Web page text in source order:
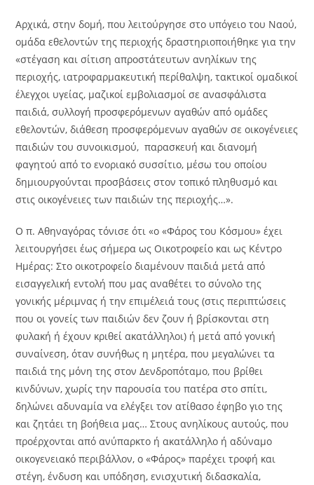
Αρχικά, στην δομή, που λειτούργησε στο υπόγειο του Ναού,
ομάδα εθελοντών της περιοχής δραστηριοποιήθηκε για την
«στέγαση και σίτιση απροστάτευτων ανηλίκων της
περιοχής, ιατροφαρμακευτική περίθαλψη, τακτικοί ομαδικοί
έλεγχοι υγείας, μαζικοί εμβολιασμοί σε ανασφάλιστα
παιδιά, συλλογή προσφερόμενων αγαθών από ομάδες
εθελοντών, διάθεση προσφερόμενων αγαθών σε οικογένειες
παιδιών του συνοικισμού, παρασκευή και διανομή
φαγητού από το ενοριακό συσσίτιο, μέσω του οποίου
δημιουργούνται προσβάσεις στον τοπικό πληθυσμό και
στις οικογένειες των παιδιών της περιοχής…».
Ο π. Αθηναγόρας τόνισε ότι «ο «Φάρος του Κόσμου» έχει
λειτουργήσει έως σήμερα ως Οικοτροφείο και ως Κέντρο
Ημέρας: Στο οικοτροφείο διαμένουν παιδιά μετά από
εισαγγελική εντολή που μας αναθέτει το σύνολο της
γονικής μέριμνας ή την επιμέλειά τους (στις περιπτώσεις
που οι γονείς των παιδιών δεν ζουν ή βρίσκονται στη
φυλακή ή έχουν κριθεί ακατάλληλοι) ή μετά από γονική
συναίνεση, όταν συνήθως η μητέρα, που μεγαλώνει τα
παιδιά της μόνη της στον Δενδροπόταμο, που βρίθει
κινδύνων, χωρίς την παρουσία του πατέρα στο σπίτι,
δηλώνει αδυναμία να ελέγξει τον ατίθασο έφηβο γιο της
και ζητάει τη βοήθεια μας… Στους ανηλίκους αυτούς, που
προέρχονται από ανύπαρκτο ή ακατάλληλο ή αδύναμο
οικογενειακό περιβάλλον, ο «Φάρος» παρέχει τροφή και
στέγη, ένδυση και υπόδηση, ενισχυτική διδασκαλία,